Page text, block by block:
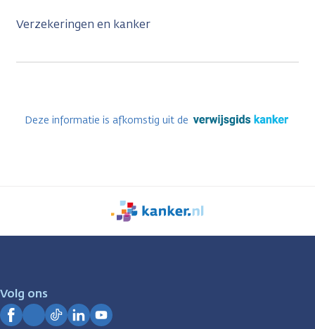
Verzekeringen en kanker
Deze informatie is afkomstig uit de
We
zijn
Volg ons